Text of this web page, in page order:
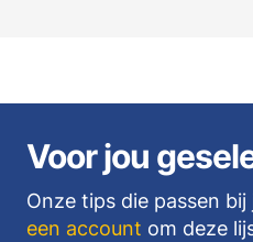
Voor jou
Onze tips die passen
een account om deze